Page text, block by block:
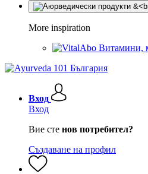
More inspiration
Витамини,
Вход
Вход
Вие сте нов потребител?
Създаване на профил